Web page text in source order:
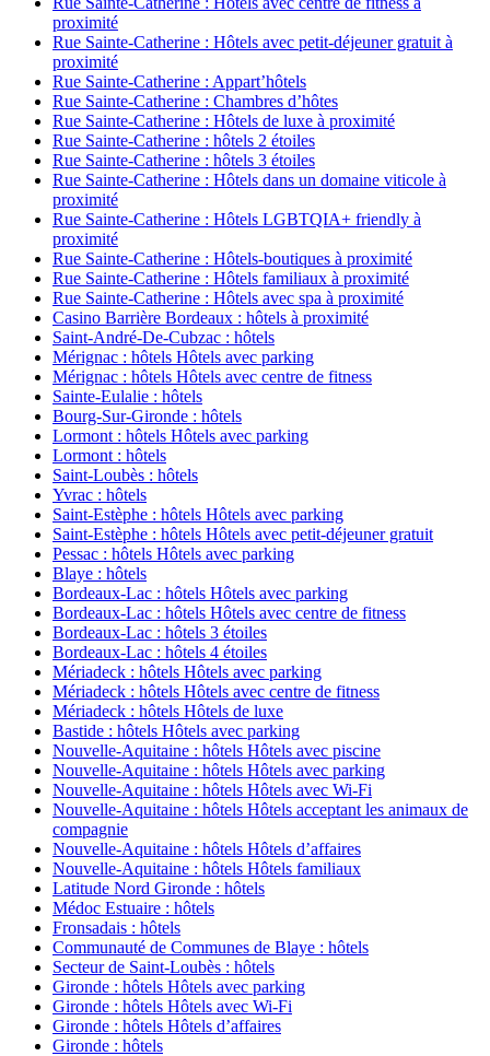
proximité
Rue Sainte-Catherine : Hôtels avec petit-déjeuner gratuit à
proximité
Rue Sainte-Catherine : Appart’hôtels
Rue Sainte-Catherine : Chambres d’hôtes
Rue Sainte-Catherine : Hôtels de luxe à proximité
Rue Sainte-Catherine : hôtels 2 étoiles
Rue Sainte-Catherine : hôtels 3 étoiles
Rue Sainte-Catherine : Hôtels dans un domaine viticole à
proximité
Rue Sainte-Catherine : Hôtels LGBTQIA+ friendly à
proximité
Rue Sainte-Catherine : Hôtels-boutiques à proximité
Rue Sainte-Catherine : Hôtels familiaux à proximité
Rue Sainte-Catherine : Hôtels avec spa à proximité
Casino Barrière Bordeaux : hôtels à proximité
Saint-André-De-Cubzac : hôtels
Mérignac : hôtels Hôtels avec parking
Mérignac : hôtels Hôtels avec centre de fitness
Sainte-Eulalie : hôtels
Bourg-Sur-Gironde : hôtels
Lormont : hôtels Hôtels avec parking
Lormont : hôtels
Saint-Loubès : hôtels
Yvrac : hôtels
Saint-Estèphe : hôtels Hôtels avec parking
Saint-Estèphe : hôtels Hôtels avec petit-déjeuner gratuit
Pessac : hôtels Hôtels avec parking
Blaye : hôtels
Bordeaux-Lac : hôtels Hôtels avec parking
Bordeaux-Lac : hôtels Hôtels avec centre de fitness
Bordeaux-Lac : hôtels 3 étoiles
Bordeaux-Lac : hôtels 4 étoiles
Mériadeck : hôtels Hôtels avec parking
Mériadeck : hôtels Hôtels avec centre de fitness
Mériadeck : hôtels Hôtels de luxe
Bastide : hôtels Hôtels avec parking
Nouvelle-Aquitaine : hôtels Hôtels avec piscine
Nouvelle-Aquitaine : hôtels Hôtels avec parking
Nouvelle-Aquitaine : hôtels Hôtels avec Wi-Fi
Nouvelle-Aquitaine : hôtels Hôtels acceptant les animaux de
compagnie
Nouvelle-Aquitaine : hôtels Hôtels d’affaires
Nouvelle-Aquitaine : hôtels Hôtels familiaux
Latitude Nord Gironde : hôtels
Médoc Estuaire : hôtels
Fronsadais : hôtels
Communauté de Communes de Blaye : hôtels
Secteur de Saint-Loubès : hôtels
Gironde : hôtels Hôtels avec parking
Gironde : hôtels Hôtels avec Wi-Fi
Gironde : hôtels Hôtels d’affaires
Gironde : hôtels